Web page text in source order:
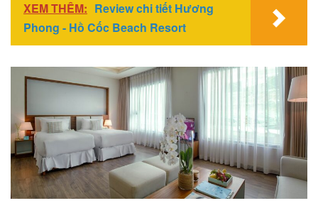
XEM THÊM: Review chi tiết Hương
Phong - Hồ Cốc Beach Resort